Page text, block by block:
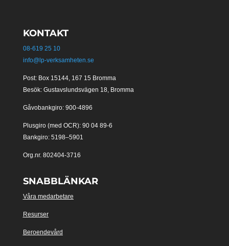
KONTAKT
08-619 25 10
info@lp-verksamheten.se
Post: Box 15144, 167 15 Bromma
Besök: Gustavslundsvägen 18, Bromma
Gåvobankgiro: 900-4896
Plusgiro (med OCR): 90 04 89-6
Bankgiro: 5198–5901
Org.nr. 802404-3716
SNABBLÄNKAR
Våra medarbetare
Resurser
Beroendevård